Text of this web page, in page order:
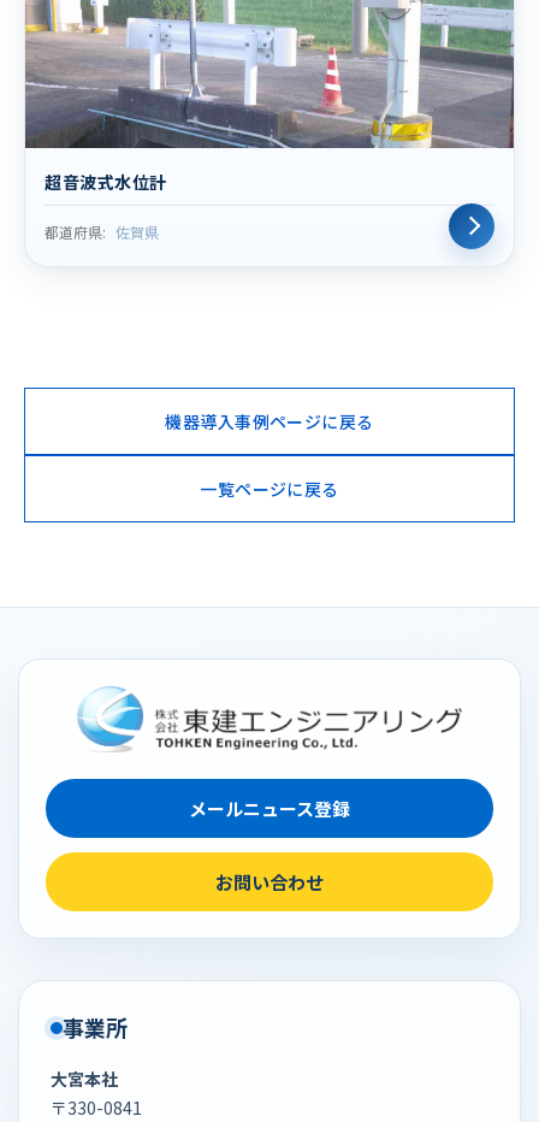
超音波式水位計
都道府県: 佐賀県
機器導入事例ページに戻る
一覧ページに戻る
メールニュース登録
お問い合わせ
事業所
大宮本社
〒330-0841